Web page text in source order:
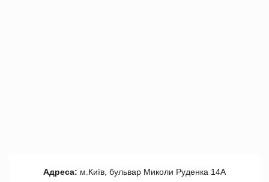
Адреса: м.Київ, бульвар Миколи Руденка 14А